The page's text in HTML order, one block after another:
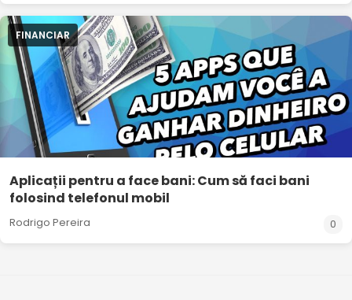
FINANCIAR
Aplicații pentru a face bani: Cum să faci bani
folosind telefonul mobil
Rodrigo Pereira 0